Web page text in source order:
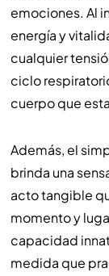
emociones. Al
energía y
cualquier
ciclo
cuerpo que
Además, el
brinda una
acto tangible
momento y
capacidad
medida que